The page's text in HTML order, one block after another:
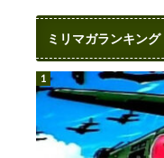
ミリマガランキング